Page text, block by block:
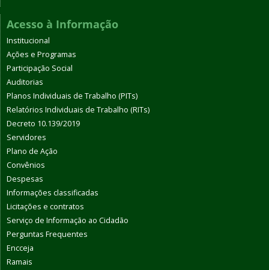
Acesso à Informação
Institucional
Ações e Programas
Participação Social
Auditorias
Planos Individuais de Trabalho (PITs)
Relatórios Individuais de Trabalho (RITs)
Decreto 10.139/2019
Servidores
Plano de Ação
Convênios
Despesas
Informações classificadas
Licitações e contratos
Serviço de Informação ao Cidadão
Perguntas Frequentes
Encceja
Ramais